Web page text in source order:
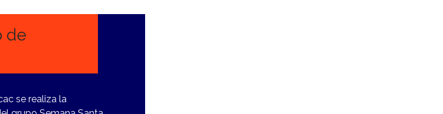
de
se realiza la